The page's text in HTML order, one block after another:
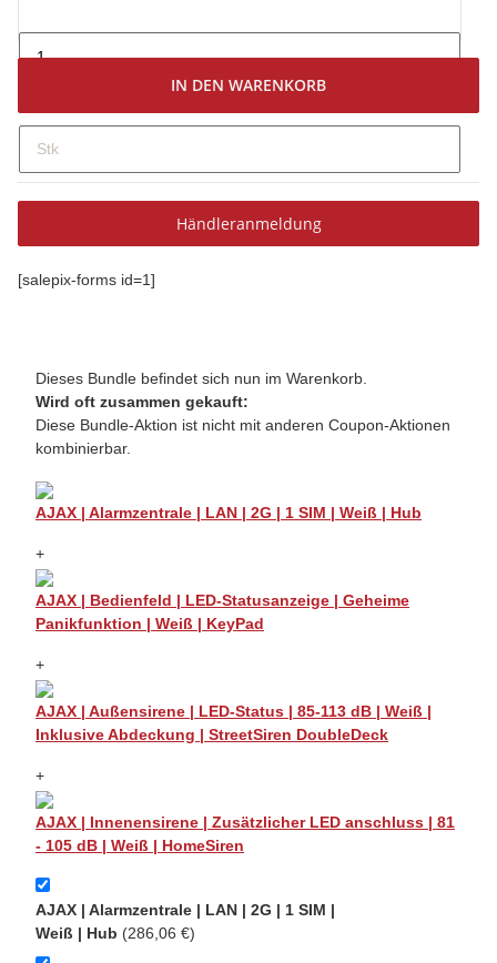
Stk
IN DEN WARENKORB
Händleranmeldung
[salepix-forms id=1]
Dieses Bundle befindet sich nun im Warenkorb.
Wird oft zusammen gekauft:
Diese Bundle-Aktion ist nicht mit anderen Coupon-Aktionen
kombinierbar.
AJAX | Alarmzentrale | LAN | 2G | 1 SIM | Weiß | Hub
+
AJAX | Bedienfeld | LED-Statusanzeige | Geheime
Panikfunktion | Weiß | KeyPad
+
AJAX | Außensirene | LED-Status | 85-113 dB | Weiß |
Inklusive Abdeckung | StreetSiren DoubleDeck
+
AJAX | Innenensirene | Zusätzlicher LED anschluss | 81
- 105 dB | Weiß | HomeSiren
AJAX | Alarmzentrale | LAN | 2G | 1 SIM |
Weiß | Hub (286,06 €)